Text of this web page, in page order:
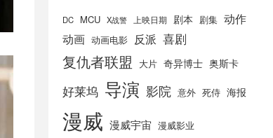
DC MCU X战警 上映日期 剧本 剧集 动作
动画 动画电影 反派 喜剧
复仇者联盟 大片 奇异博士 奥斯卡
好莱坞 导演 影院 意外 死侍 海报
漫威 漫威宇宙 漫威影业